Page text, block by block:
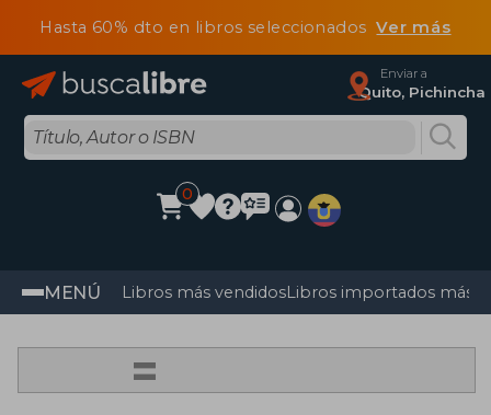
Hasta 60% dto en libros seleccionadosVer más
Enviar a
Quito, Pichincha
0
MENÚ Libros más vendidosLibros importados más
=